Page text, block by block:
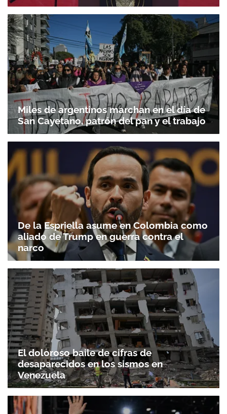
Miles de argentinos marchan en el día de
San Cayetano, patrón del pan y el trabajo
De la Espriella asume en Colombia como
aliado de Trump en guerra contra el
narco
El doloroso baile de cifras de
desaparecidos en los sismos en
Venezuela